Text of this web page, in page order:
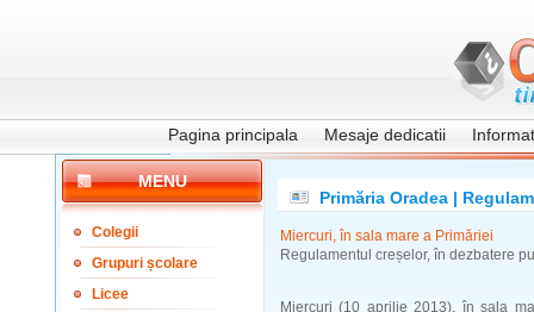
Pagina principala Mesaje dedicatii
MENU
Colegii
Grupuri școlare
Licee
Primăria Oradea |
Miercuri, în sala mare a Primăriei
Regulamentul creșelor, în dezbatere
Miercuri (10 aprilie 2013), în sala